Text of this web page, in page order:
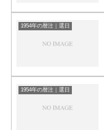
1954年の暦注｜選日
1954年の暦注｜選日